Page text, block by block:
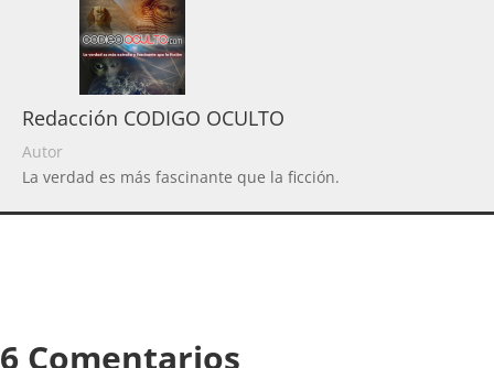
Redacción CODIGO OCULTO
Autor
La verdad es más fascinante que la ficción.
6 Comentarios